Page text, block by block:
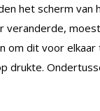
het scherm van
veranderde,
om dit voor elkaar
drukte.